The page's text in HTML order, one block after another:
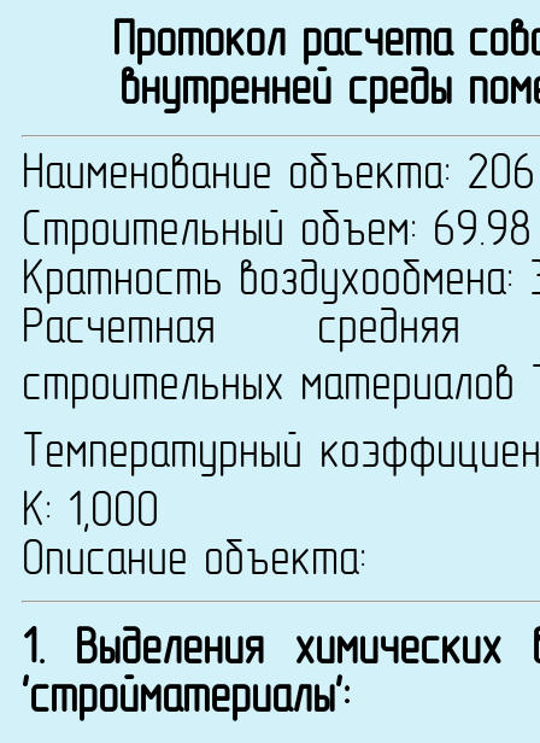
Протокол расчета
внутренней среды
Наименование объекта:
Строительный объем:
Кратность
Расчетная средняя
строительных материалов
Температурный
К: 1,000
Описание объекта:
1. Выделения
'стройматериалы':